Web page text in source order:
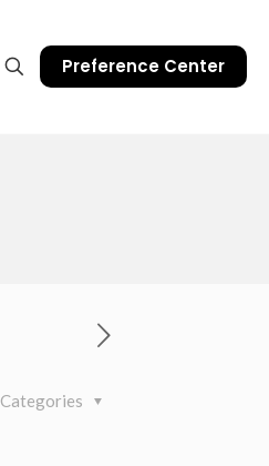
Preference Center
Categories